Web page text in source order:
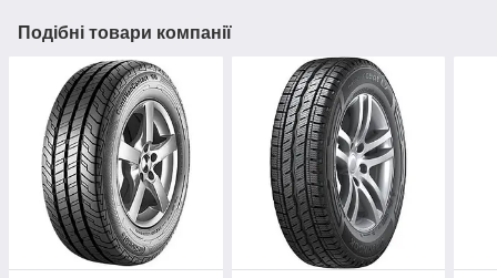
Подібні товари компанії